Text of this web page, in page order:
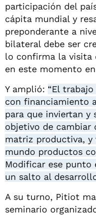
participación del
cápita mundial y
preponderante a
bilateral debe ser
lo confirma la visita
en este momento
Y amplió: “El
con financiamiento
para que inviertan y
objetivo de cambiar
matriz productiva, y
mundo productos
Modificar ese
un salto al
A su turno, Pitiot
seminario